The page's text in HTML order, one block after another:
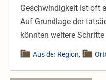
Geschwindigkeit ist oft
Auf Grundlage der
könnten weitere
Aus der Region,